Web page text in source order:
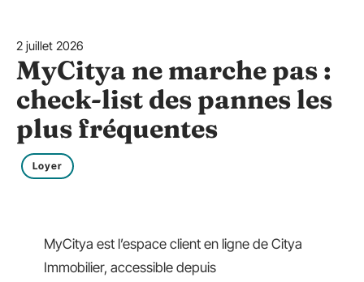
2 juillet 2026
MyCitya ne marche pas :
check-list des pannes les
plus fréquentes
Loyer
MyCitya est l’espace client en ligne de Citya
Immobilier, accessible depuis